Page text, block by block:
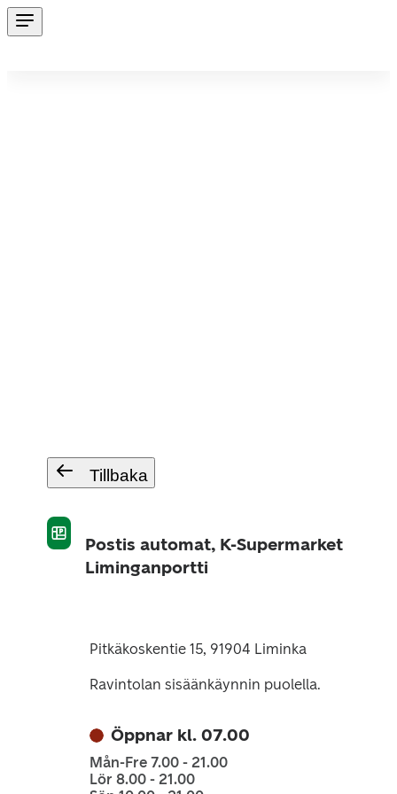
Tillbaka
Postis automat, K-Supermarket
Liminganportti
Pitkäkoskentie 15, 91904 Liminka
Ravintolan sisäänkäynnin puolella.
Öppnar kl. 07.00
Mån-Fre 7.00 - 21.00
Lör 8.00 - 21.00